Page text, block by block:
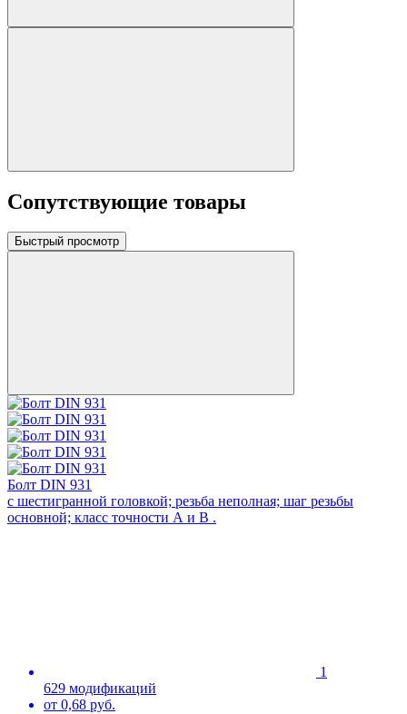
Сопутствующие товары
Быстрый просмотр
Болт DIN 931
с шестигранной головкой; резьба неполная; шаг резьбы
основной; класс точности А и В .
1
629 модификаций
от 0,68 руб.